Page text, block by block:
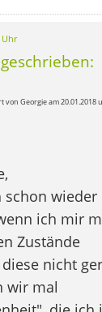
Uhr
Georgie am 20.01.2018
schon wieder
ich mir
Zustände
nicht
wir mal